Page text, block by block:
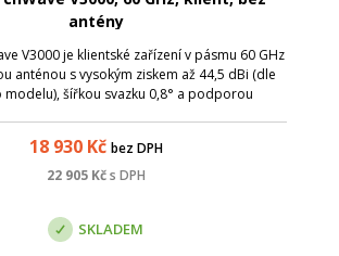
antény
V3000 je klientské zařízení v pásmu 60 GHz
anténou s vysokým ziskem až 44,5 dBi (dle
modelu), šířkou svazku 0,8° a podporou
18 930Kč bez DPH
22 905Kč s DPH
SKLADEM